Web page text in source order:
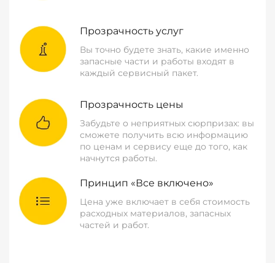
Прозрачность услуг
Вы точно будете знать, какие именно
запасные части и работы входят в
каждый сервисный пакет.
Прозрачность цены
Забудьте о неприятных сюрпризах: вы
сможете получить всю информацию
по ценам и сервису еще до того, как
начнутся работы.
Принцип «Все включено»
Цена уже включает в себя стоимость
расходных материалов, запасных
частей и работ.